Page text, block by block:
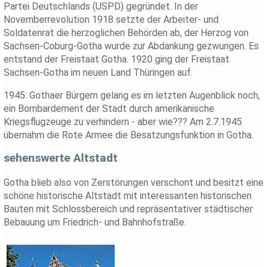
Partei Deutschlands (USPD) gegründet. In der
Novemberrevolution 1918 setzte der Arbeiter- und
Soldatenrat die herzoglichen Behörden ab, der Herzog von
Sachsen-Coburg-Gotha wurde zur Abdankung gezwungen. Es
entstand der Freistaat Gotha. 1920 ging der Freistaat
Sachsen-Gotha im neuen Land Thüringen auf.
1945: Gothaer Bürgern gelang es im letzten Augenblick noch,
ein Bombardement der Stadt durch amerikanische
Kriegsflugzeuge zu verhindern - aber wie??? Am 2.7.1945
übernahm die Rote Armee die Besatzungsfunktion in Gotha.
sehenswerte Altstadt
Gotha blieb also von Zerstörungen verschont und besitzt eine
schöne historische Altstadt mit interessanten historischen
Bauten mit Schlossbereich und repräsentativer städtischer
Bebauung um Friedrich- und Bahnhofstraße.